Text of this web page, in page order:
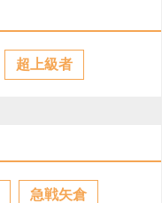
超上級者
急戦矢倉